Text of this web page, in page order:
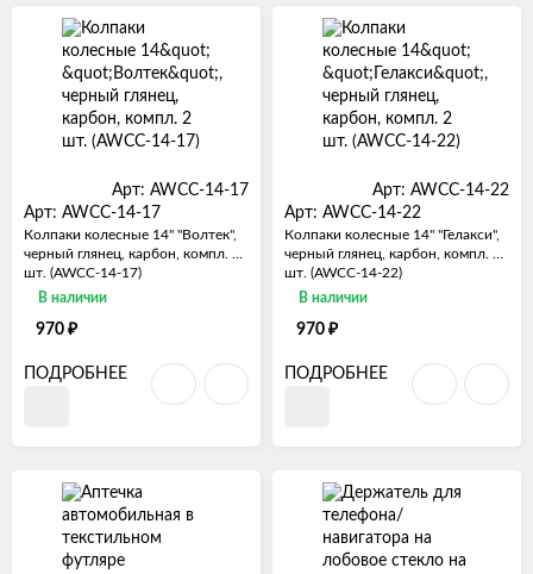
Арт: AWCC-14-17
Арт: AWCC-14-17
Колпаки колесные 14" "Волтек",
черный глянец, карбон, компл. 2
шт. (AWCC-14-17)
В наличии
970 ₽
ПОДРОБНЕЕ
Арт: AWCC-14-22
Арт: AWCC-14-22
Колпаки колесные 14" "Гелакси",
черный глянец, карбон, компл. 2
шт. (AWCC-14-22)
В наличии
970 ₽
ПОДРОБНЕЕ